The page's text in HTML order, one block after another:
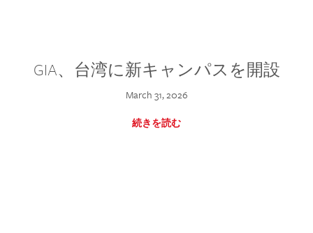
GIA、台湾に新キャンパスを開設
March 31, 2026
続きを読む